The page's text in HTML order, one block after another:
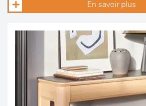
En savoir plus